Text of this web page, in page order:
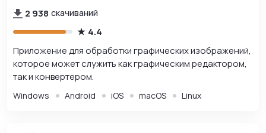
2 938 скачиваний
4.4
Приложение для обработки графических изображений,
которое может служить как графическим редактором,
так и конвертером.
Windows Android iOS macOS Linux